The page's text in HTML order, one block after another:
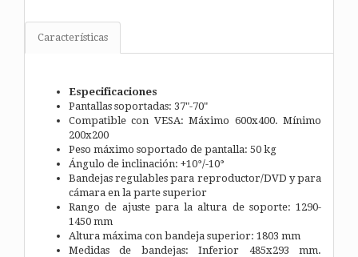
Características
Especificaciones
Pantallas soportadas: 37"-70"
Compatible con VESA: Máximo 600x400. Mínimo
200x200
Peso máximo soportado de pantalla: 50 kg
Ángulo de inclinación: +10°/-10°
Bandejas regulables para reproductor/DVD y para
cámara en la parte superior
Rango de ajuste para la altura de soporte: 1290-
1450 mm
Altura máxima con bandeja superior: 1803 mm
Medidas de bandejas: Inferior 485x293 mm.